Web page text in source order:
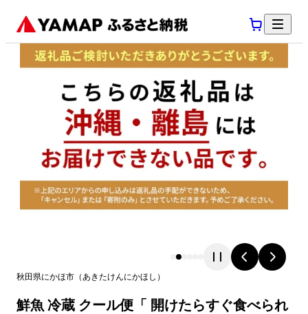
秋田県にかほ市 （あきたけんにかほし ）
鮮魚 冷蔵 クール便「 開けたらすぐ食べられ